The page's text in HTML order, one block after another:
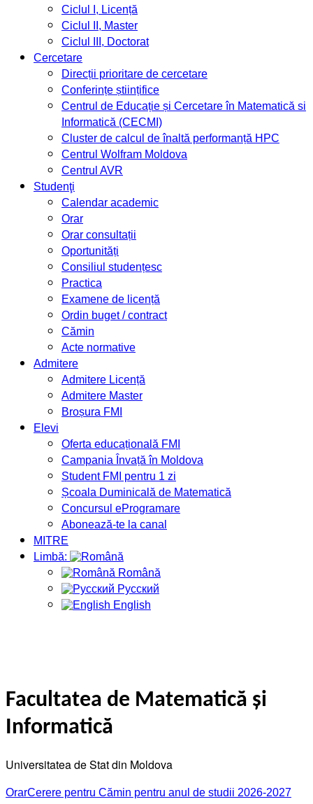
Ciclul I, Licență
Ciclul II, Master
Ciclul III, Doctorat
Cercetare
Direcții prioritare de cercetare
Conferințe științifice
Centrul de Educație și Cercetare în Matematică si
Informatică (CECMI)
Cluster de calcul de înaltă performanță HPC
Centrul Wolfram Moldova
Centrul AVR
Studenţi
Calendar academic
Orar
Orar consultații
Oportunități
Consiliul studențesc
Practica
Examene de licență
Ordin buget / contract
Cămin
Acte normative
Admitere
Admitere Licență
Admitere Master
Broșura FMI
Elevi
Oferta educațională FMI
Campania Învață în Moldova
Student FMI pentru 1 zi
Școala Duminicală de Matematică
Concursul eProgramare
Abonează-te la canal
MITRE
Limbă:
Română
Русский
English
Facultatea de Matematică și
Informatică
Universitatea de Stat din Moldova
OrarCerere pentru Cămin pentru anul de studii 2026-2027